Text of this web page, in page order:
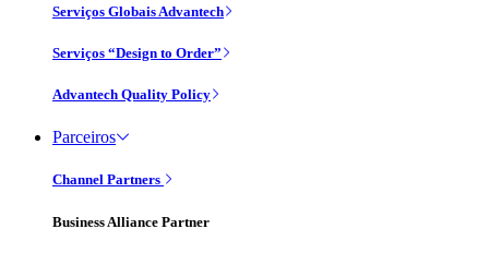
Serviços Globais Advantech
Serviços “Design to Order”
Advantech Quality Policy
Parceiros
Channel Partners
Business Alliance Partner